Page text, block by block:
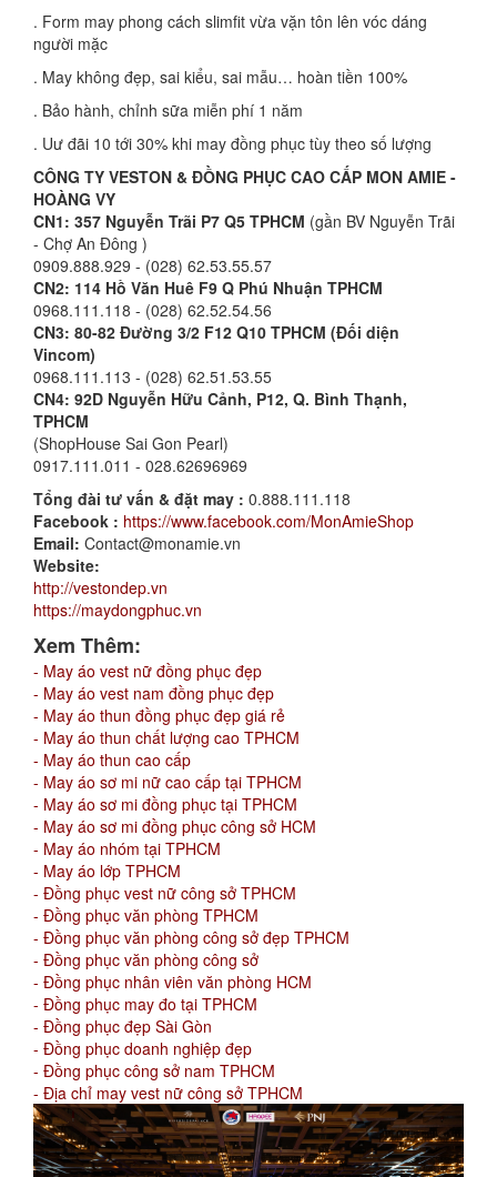
. Form may phong cách slimfit vừa vặn tôn lên vóc dáng
người mặc
. May không đẹp, sai kiểu, sai mẫu… hoàn tiền 100%
. Bảo hành, chỉnh sữa miễn phí 1 năm
. Uư đãi 10 tới 30% khi may đồng phục tùy theo số lượng
CÔNG TY VESTON & ĐỒNG PHỤC CAO CẤP MON AMIE -
HOÀNG VY
CN1: 357 Nguyễn Trãi P7 Q5 TPHCM (gần BV Nguyễn Trãi
- Chợ An Đông )
0909.888.929 - (028) 62.53.55.57
CN2: 114 Hồ Văn Huê F9 Q Phú Nhuận TPHCM
0968.111.118 - (028) 62.52.54.56
CN3: 80-82 Đường 3/2 F12 Q10 TPHCM (Đối diện
Vincom)
0968.111.113 - (028) 62.51.53.55
CN4: 92D Nguyễn Hữu Cảnh, P12, Q. Bình Thạnh,
TPHCM
(ShopHouse Sai Gon Pearl)
0917.111.011 - 028.62696969
Tổng đài tư vấn & đặt may : 0.888.111.118
Facebook : https://www.facebook.com/MonAmieShop
Email: Contact@monamie.vn
Website:
http://vestondep.vn
https://maydongphuc.vn
Xem Thêm:
- May áo vest nữ đồng phục đẹp
- May áo vest nam đồng phục đẹp
- May áo thun đồng phục đẹp giá rẻ
- May áo thun chất lượng cao TPHCM
- May áo thun cao cấp
- May áo sơ mi nữ cao cấp tại TPHCM
- May áo sơ mi đồng phục tại TPHCM
- May áo sơ mi đồng phục công sở HCM
- May áo nhóm tại TPHCM
- May áo lớp TPHCM
- Đồng phục vest nữ công sở TPHCM
- Đồng phục văn phòng TPHCM
- Đồng phục văn phòng công sở đẹp TPHCM
- Đồng phục văn phòng công sở
- Đồng phục nhân viên văn phòng HCM
- Đồng phục may đo tại TPHCM
- Đồng phục đẹp Sài Gòn
- Đồng phục doanh nghiệp đẹp
- Đồng phục công sở nam TPHCM
- Địa chỉ may vest nữ công sở TPHCM